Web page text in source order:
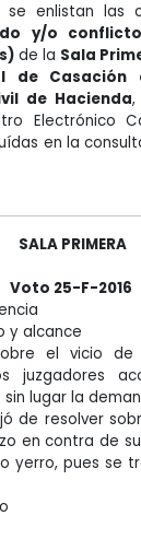
se enlistan las
y/o
de la Sala
de Casación
de Hacienda,
Electrónico
en la
SALA PRIMERA
Voto 25-F-2016
y alcance
el vicio de
juzgadores
lugar la
de resolver
en contra de
yerro, pues se